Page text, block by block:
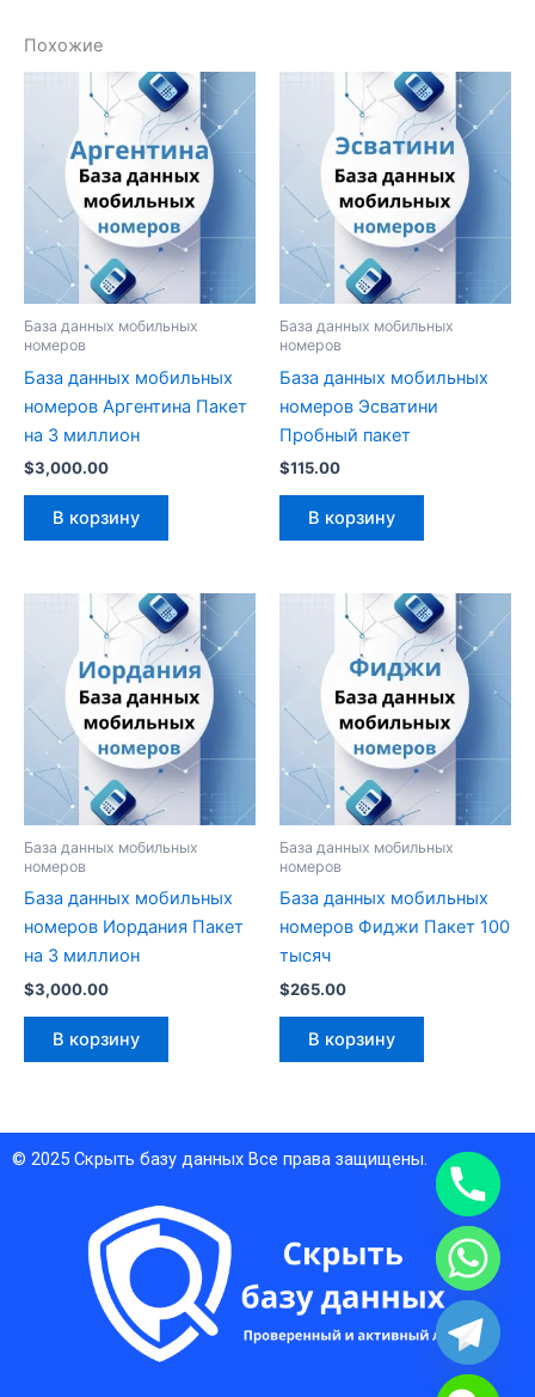
Похожие
База данных мобильных
номеров
База данных мобильных
номеров Аргентина Пакет
на 3 миллион
$3,000.00
В корзину
База данных мобильных
номеров
База данных мобильных
номеров Эсватини
Пробный пакет
$115.00
В корзину
База данных мобильных
номеров
База данных мобильных
номеров Иордания Пакет
на 3 миллион
$3,000.00
В корзину
База данных мобильных
номеров
База данных мобильных
номеров Фиджи Пакет 100
тысяч
$265.00
В корзину
© 2025 Скрыть базу данных Все права защищены.